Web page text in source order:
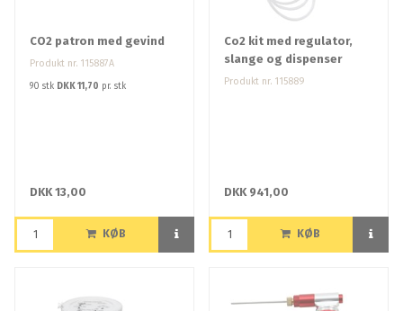
CO2 patron med gevind
Produkt nr. 115887A
90 stk DKK 11,70 pr. stk
DKK 13,00
KØB
Co2 kit med regulator,
slange og dispenser
Produkt nr. 115889
DKK 941,00
KØB